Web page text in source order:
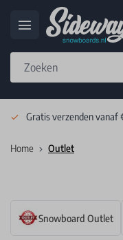
Gratis verzenden vanaf
Home Outlet
Snowboard Outlet